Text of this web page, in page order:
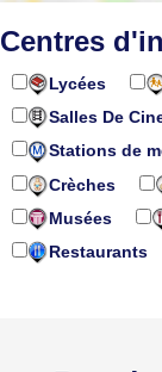
Centres
Lycées
Salles De
Stations de
Crèches
Musées
Restaurants